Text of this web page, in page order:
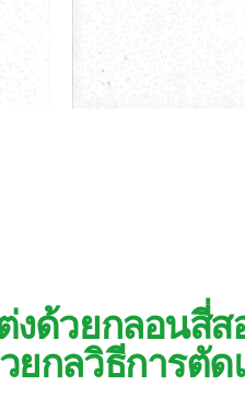
ด้วยกลอนสี่ส
ยกลวิธีการตั